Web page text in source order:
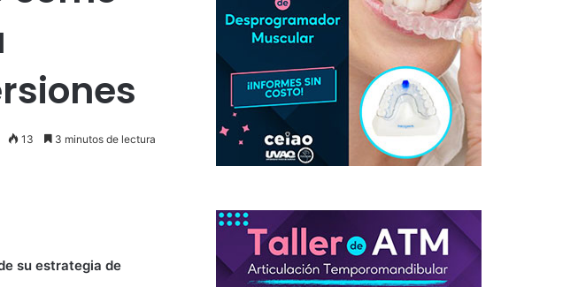
13 3 minutos de lectura
su estrategia de